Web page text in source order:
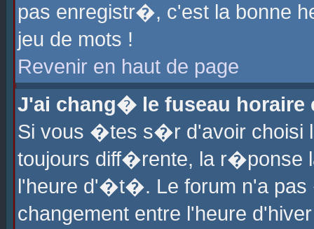
pas enregistr�, c'est la bonne
jeu de mots !
Revenir en haut de page
J'ai chang� le fuseau horaire
Si vous �tes s�r d'avoir choisi
toujours diff�rente, la r�ponse
l'heure d'�t�. Le forum n'a
changement entre l'heure